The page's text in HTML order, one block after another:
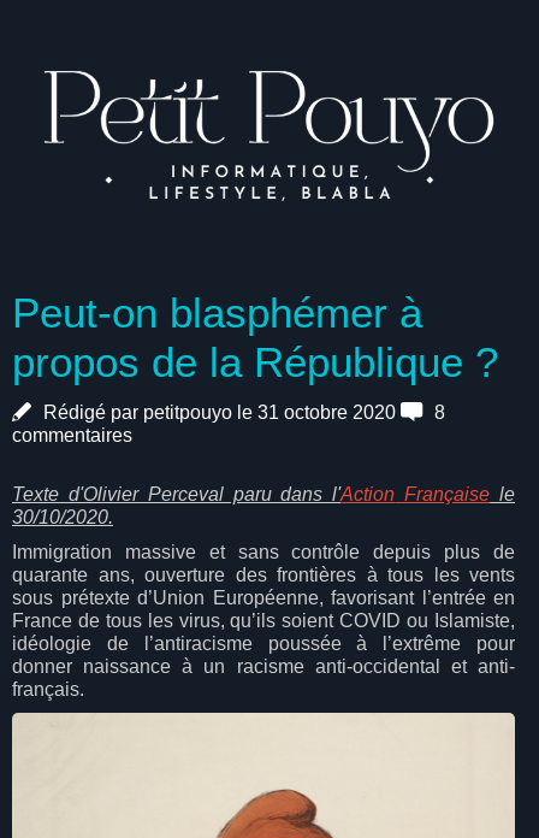
Peut-on blasphémer à
propos de la République ?
Rédigé par petitpouyo le 31 octobre 2020
8
commentaires
Texte d'Olivier Perceval paru dans l'Action Française le
30/10/2020.
Immigration massive et sans contrôle depuis plus de
quarante ans, ouverture des frontières à tous les vents
sous prétexte d’Union Européenne, favorisant l’entrée en
France de tous les virus, qu’ils soient COVID ou Islamiste,
idéologie de l’antiracisme poussée à l’extrême pour
donner naissance à un racisme anti-occidental et anti-
français.